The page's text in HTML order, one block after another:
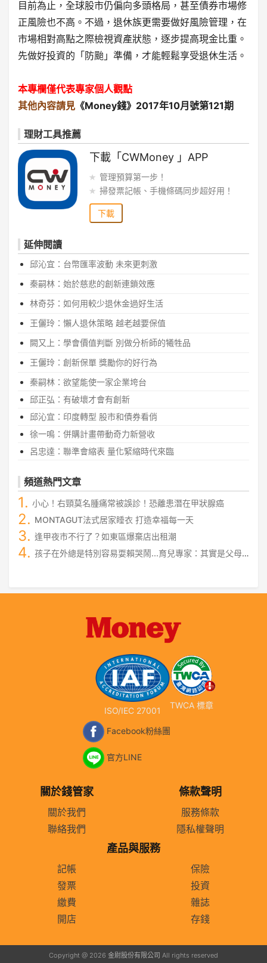
目前為止，全球股市仍偏向多頭格局，甚至債券市場修
正風險也不高。不過，退休族更需要做好風險管理，在
市場相對高點之際檢視資產狀態，逐步提高現金比重。
先做好投資的「防颱」準備，才能輕鬆享受退休生活。
本專欄僅代表專家個人觀點
其他內容請見 《Money錢》2017年10月號第121期
理財工具推薦
下載「CWMoney 」APP
管理預算第一步！
掃發票記帳、手機條碼同步超好用！
下載
延伸閱讀
邱沁宜：台幣匯率波動 未來更刺激
秦嗣林：始於慈悲的創新連鎖效應
林奇芬：如何用較少退休金過好生活
王儷玲：懶人退休策略 越老越要保值
闕又上：學會價值判斷 別做分析師的犧牲品
王儷玲：創新保單 獎勵你的好行為
秦嗣林：欲望能使一家企業垮台
邱正弘：有破壞才會有創新
邱沁宜：印度轉型 股市和債券看俏
徐一鳴：併購計畫帶動奇力新營收
呂忠達：聯準會縮表 量化緊縮時代來臨
頻道熱門文章
小心！右頸莫名腫痛常被誤診！恐離患潛在甲狀腺癌
MONTAGUT法式居家睡衣 打造幸福每一天
逢甲夜市不行了？如東區爆棄店出租潮
孩子在外總是特別容易耍賴哭鬧...育兒專家：其實是父母
ISO/IEC 27001
TWCA 標章
Facebook粉絲團
官方LINE
關於錢管家
關於我們
聯絡我們
條款聲明
服務條款
隱私權聲明
產品與服務
記帳
發票
繳費
開店
保險
投資
雜誌
存錢
Copyright @ 2026 金尉股份有限公司 All rights reserved